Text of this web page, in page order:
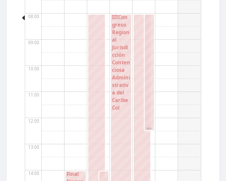
08:00
09:00
10:00
11:00
12:00
13:00
14:00
Final
IIICon
greso
Region
al
Jurisdi
cción
Conten
ciosa
Admini
strativ
a del
Caribe
Col